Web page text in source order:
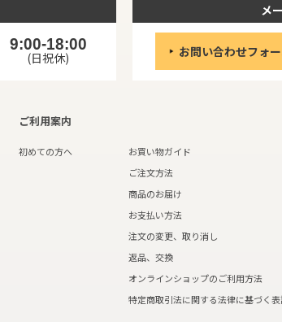
9:00-18:00
(日祝休)
メ
お問い合わせフォ
ご利用案内
初めての方へ
お買い物ガイド
ご注文方法
商品のお届け
お支払い方法
注文の変更、取り消し
返品、交換
オンラインショップのご利用方法
特定商取引法に関する法律に基づく